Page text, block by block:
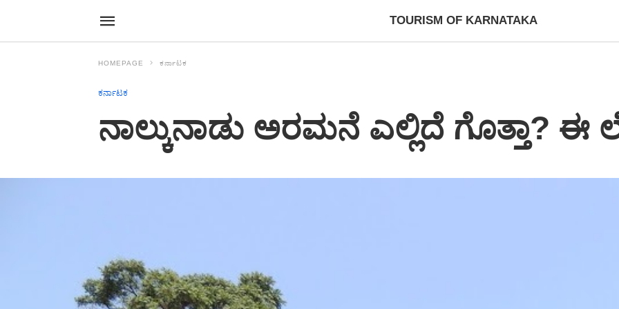
TOURISM OF KARNATAKA
HOMEPAGE ಕರ್ನಾಟಕ
ಕರ್ನಾಟಕ
ನಾಲ್ಕುನಾಡು ಅರಮನೆ ಎಲ್ಲಿದೆ ಗೊತ್ತಾ?